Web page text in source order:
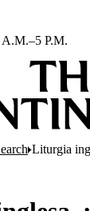
P.M.
Liturgia